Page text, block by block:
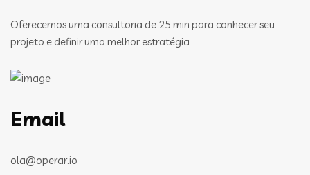
Oferecemos uma consultoria de 25 min para conhecer seu
projeto e definir uma melhor estratégia
Email
ola@operar.io